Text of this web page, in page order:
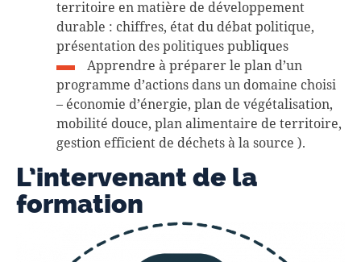
territoire en matière de développement
durable : chiffres, état du débat politique,
présentation des politiques publiques
Apprendre à préparer le plan d’un
programme d’actions dans un domaine choisi
– économie d’énergie, plan de végétalisation,
mobilité douce, plan alimentaire de territoire,
gestion efficient de déchets à la source ).
L’intervenant de la
formation